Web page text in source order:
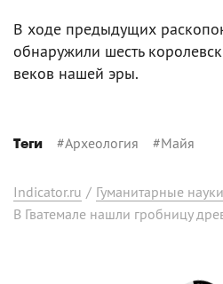
В ходе предыдущих
обнаружили шесть
веков нашей эры.
Теги #Археология #Майя
Indicator.ru / Гуманитарные науки
В Гватемале нашли гробницу